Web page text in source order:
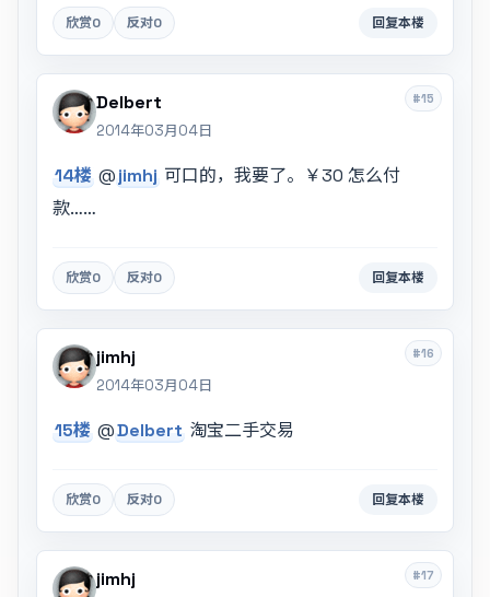
欣赏0 反对0 回复本楼
#15
Delbert
2014年03月04日
14楼 @jimhj 可口的，我要了。￥30 怎么付
款……
欣赏0 反对0 回复本楼
#16
jimhj
2014年03月04日
15楼 @Delbert 淘宝二手交易
欣赏0 反对0 回复本楼
#17
jimhj